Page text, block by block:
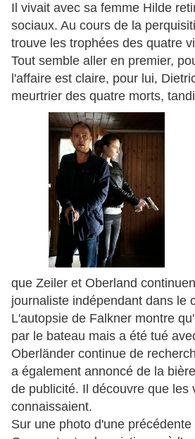
Il vivait avec sa femme Hilde
sociaux. Au cours de la
trouve les trophées des quatre
Tout semble aller en premier,
l'affaire est claire, pour lui,
meurtrier des quatre morts,
que Zeiler et Oberland
journaliste indépendant dans le
L'autopsie de Falkner montre
par le bateau mais a été tué
Oberländer continue de
a également annoncé de la
de publicité. Il découvre que les
connaissaient.
Sur une photo d'une